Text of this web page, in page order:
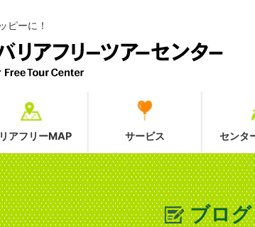
ピーに！
アフリーMAP サービス センタ
ブログ